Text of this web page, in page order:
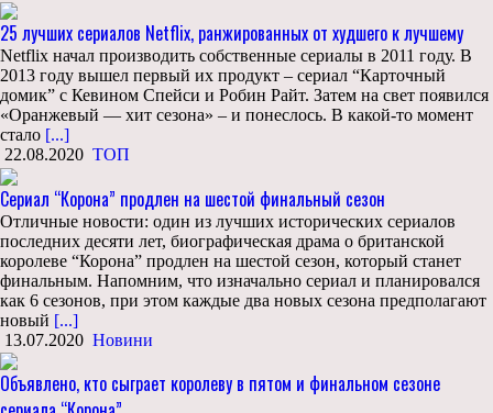
25 лучших сериалов Netflix, ранжированных от худшего к лучшему
Netflix начал производить собственные сериалы в 2011 году. В
2013 году вышел первый их продукт – сериал “Карточный
домик” с Кевином Спейси и Робин Райт. Затем на свет появился
«Оранжевый — хит сезона» – и понеслось. В какой-то момент
стало [...]
22.08.2020 ТОП
Сериал “Корона” продлен на шестой финальный сезон
Отличные новости: один из лучших исторических сериалов
последних десяти лет, биографическая драма о британской
королеве “Корона” продлен на шестой сезон, который станет
финальным. Напомним, что изначально сериал и планировался
как 6 сезонов, при этом каждые два новых сезона предполагают
новый [...]
13.07.2020 Новини
Объявлено, кто сыграет королеву в пятом и финальном сезоне